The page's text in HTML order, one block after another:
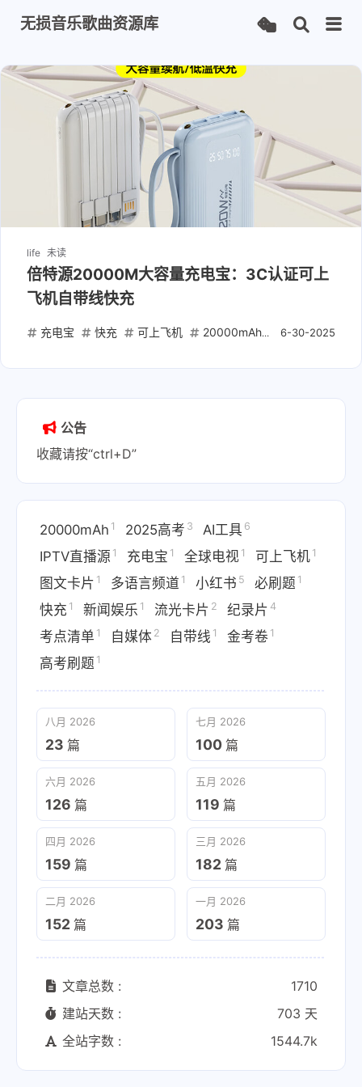
无损音乐歌曲资源库
life 未读
倍特源20000M大容量充电宝：3C认证可上
飞机自带线快充
6-30-2025
充电宝 快充 可上飞机 20000mAh 自带线
公告
收藏请按“ctrl+D”
20000mAh 1 2025高考 3 AI工具 6
IPTV直播源 1 充电宝 1 全球电视 1 可上飞机 1
图文卡片 1 多语言频道 1 小红书 5 必刷题 1
快充 1 新闻娱乐 1 流光卡片 2 纪录片 4
考点清单 1 自媒体 2 自带线 1 金考卷 1
高考刷题 1
八月 2026
23 篇
七月 2026
100 篇
六月 2026
126 篇
五月 2026
119 篇
四月 2026
159 篇
三月 2026
182 篇
二月 2026
152 篇
一月 2026
203 篇
文章总数 :
1710
建站天数 :
703 天
全站字数 :
1544.7k